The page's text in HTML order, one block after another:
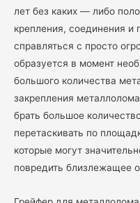
лет без каких — либо
крепления, соединения и
справляться с просто
образуется в момент
большого количества
закрепления
брать большое
перетаскивать по
которые могут
повредить близлежащее